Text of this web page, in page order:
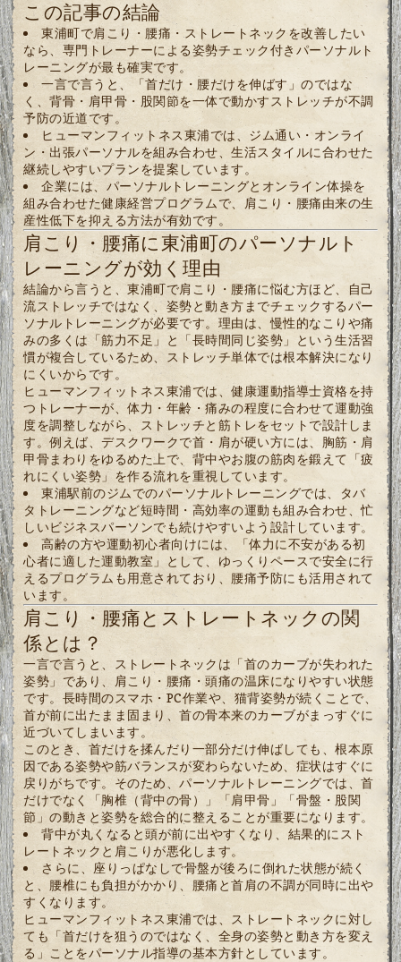
この記事の結論
東浦町で肩こり・腰痛・ストレートネックを改善したい
なら、専門トレーナーによる姿勢チェック付きパーソナルト
レーニングが最も確実です。
一言で言うと、「首だけ・腰だけを伸ばす」のではな
く、背骨・肩甲骨・股関節を一体で動かすストレッチが不調
予防の近道です。
ヒューマンフィットネス東浦では、ジム通い・オンライ
ン・出張パーソナルを組み合わせ、生活スタイルに合わせた
継続しやすいプランを提案しています。
企業には、パーソナルトレーニングとオンライン体操を
組み合わせた健康経営プログラムで、肩こり・腰痛由来の生
産性低下を抑える方法が有効です。
肩こり・腰痛に東浦町のパーソナルト
レーニングが効く理由
結論から言うと、東浦町で肩こり・腰痛に悩む方ほど、自己
流ストレッチではなく、姿勢と動き方までチェックするパー
ソナルトレーニングが必要です。理由は、慢性的なこりや痛
みの多くは「筋力不足」と「長時間同じ姿勢」という生活習
慣が複合しているため、ストレッチ単体では根本解決になり
にくいからです。
ヒューマンフィットネス東浦では、健康運動指導士資格を持
つトレーナーが、体力・年齢・痛みの程度に合わせて運動強
度を調整しながら、ストレッチと筋トレをセットで設計しま
す。例えば、デスクワークで首・肩が硬い方には、胸筋・肩
甲骨まわりをゆるめた上で、背中やお腹の筋肉を鍛えて「疲
れにくい姿勢」を作る流れを重視しています。
東浦駅前のジムでのパーソナルトレーニングでは、タバ
タトレーニングなど短時間・高効率の運動も組み合わせ、忙
しいビジネスパーソンでも続けやすいよう設計しています。
高齢の方や運動初心者向けには、「体力に不安がある初
心者に適した運動教室」として、ゆっくりペースで安全に行
えるプログラムも用意されており、腰痛予防にも活用されて
います。
肩こり・腰痛とストレートネックの関
係とは？
一言で言うと、ストレートネックは「首のカーブが失われた
姿勢」であり、肩こり・腰痛・頭痛の温床になりやすい状態
です。長時間のスマホ・PC作業や、猫背姿勢が続くことで、
首が前に出たまま固まり、首の骨本来のカーブがまっすぐに
近づいてしまいます。
このとき、首だけを揉んだり一部分だけ伸ばしても、根本原
因である姿勢や筋バランスが変わらないため、症状はすぐに
戻りがちです。そのため、パーソナルトレーニングでは、首
だけでなく「胸椎（背中の骨）」「肩甲骨」「骨盤・股関
節」の動きと姿勢を総合的に整えることが重要になります。
背中が丸くなると頭が前に出やすくなり、結果的にスト
レートネックと肩こりが悪化します。
さらに、座りっぱなしで骨盤が後ろに倒れた状態が続く
と、腰椎にも負担がかかり、腰痛と首肩の不調が同時に出や
すくなります。
ヒューマンフィットネス東浦では、ストレートネックに対し
ても「首だけを狙うのではなく、全身の姿勢と動き方を変え
る」ことをパーソナル指導の基本方針としています。